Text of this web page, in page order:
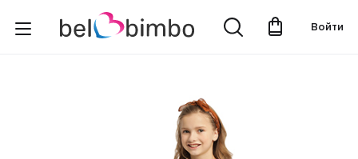
Войти